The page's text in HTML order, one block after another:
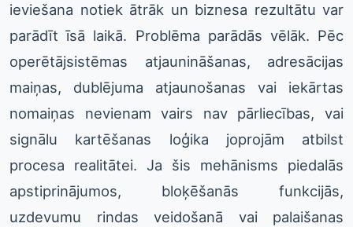
ieviešana notiek ātrāk un biznesa rezultātu var
parādīt īsā laikā. Problēma parādās vēlāk. Pēc
operētājsistēmas atjaunināšanas, adresācijas
maiņas, dublējuma atjaunošanas vai iekārtas
nomaiņas nevienam vairs nav pārliecības, vai
signālu kartēšanas loģika joprojām atbilst
procesa realitātei. Ja šis mehānisms piedalās
apstiprinājumos, bloķēšanās funkcijās,
uzdevumu rindas veidošanā vai palaišanas